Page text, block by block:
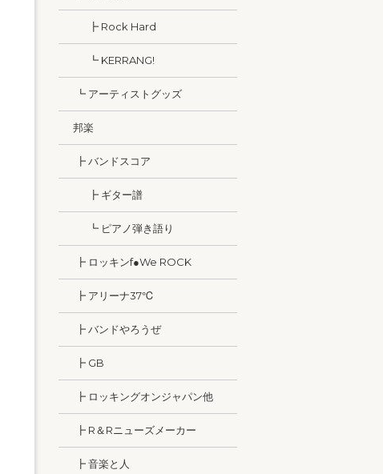
┣ Rock Hard
┗ KERRANG!
┗ アーティストグッズ
邦楽
┣ バンドスコア
┣ ギター譜
┗ ピアノ弾き語り
┣ ロッキンf●We ROCK
┣ アリーナ37℃
┣ バンドやろうぜ
┣ GB
┣ ロッキングオンジャパン他
┣ R＆Rニューズメーカー
┣ 音楽と人